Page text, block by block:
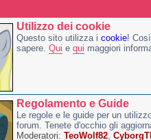
Utilizzo dei cookie
Questo sito utilizza i cookie!
sapere. Qui e qui maggiori
Regolamento e Guide
Le regole e le guide per un
forum. Tenete d'occhio gli
Moderatori: TeoWolf82,